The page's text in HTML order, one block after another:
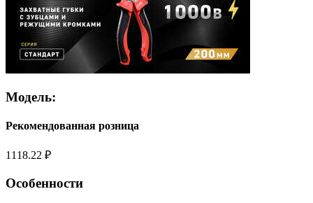
Модель:
Рекомендованная розница
1118.22 ₽
Особенности